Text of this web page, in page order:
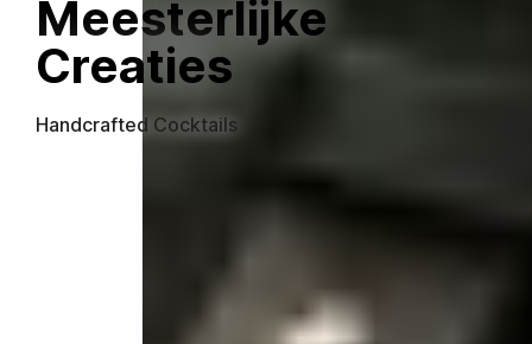
Meesterlijke
Creaties
Handcrafted Cocktails